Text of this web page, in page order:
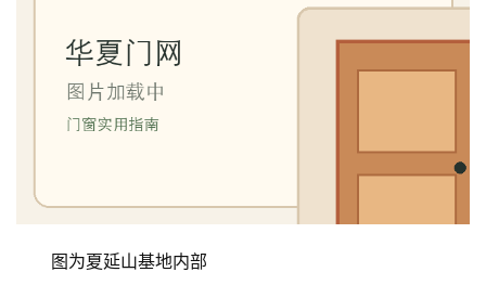
入
图为夏延山基地内部